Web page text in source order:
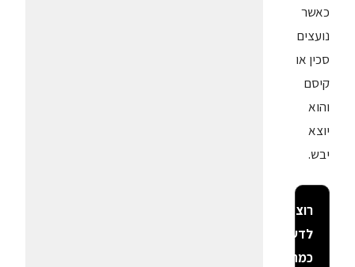
כאשר
נועצים
סכין או
קיסם
והוא
יוצא
יבש.
רוצה
לדעת
כמה